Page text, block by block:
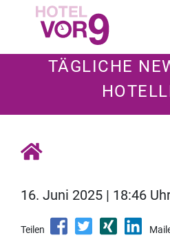
TÄGLICHE
16. Juni 2025 | 18:46
Teilen